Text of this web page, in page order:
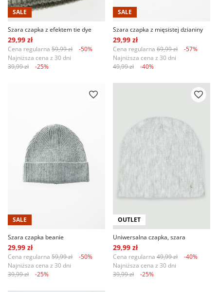
SALE
Szara czapka z efektem tie dye
29,99 zł
Cena regularna 59,99 zł
-50%
Najniższa cena z 30 dni
39,99 zł
-25%
SALE
Szara czapka z mięsistej dzianiny
29,99 zł
Cena regularna 69,99 zł
-57%
Najniższa cena z 30 dni
49,99 zł
-40%
SALE
Szara czapka beanie
29,99 zł
Cena regularna 59,99 zł
-50%
Najniższa cena z 30 dni
39,99 zł
-25%
OUTLET
Uniwersalna czapka, szara
29,99 zł
Cena regularna 49,99 zł
-40%
Najniższa cena z 30 dni
39,99 zł
-25%